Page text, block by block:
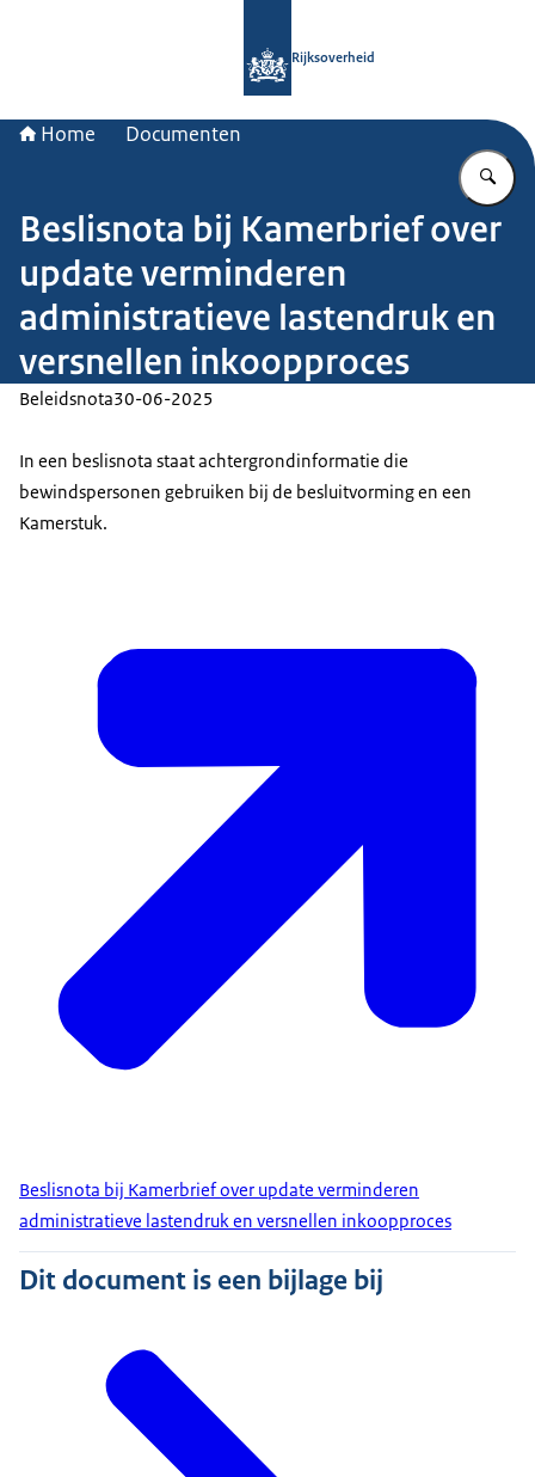
Rijksoverheid
Home Documenten
Beslisnota bij Kamerbrief over
update verminderen
administratieve lastendruk en
versnellen inkoopproces
Beleidsnota30-06-2025
In een beslisnota staat achtergrondinformatie die
bewindspersonen gebruiken bij de besluitvorming en een
Kamerstuk.
Beslisnota bij Kamerbrief over update verminderen
administratieve lastendruk en versnellen inkoopproces
Dit document is een bijlage bij